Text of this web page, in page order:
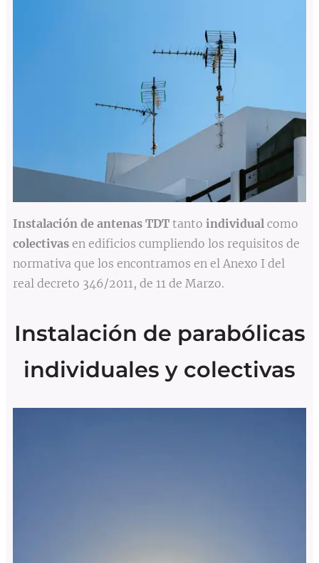
Instalación de antenas TDT tanto individual como
colectivas en edificios cumpliendo los requisitos de
normativa que los encontramos en el Anexo I del
real decreto 346/2011, de 11 de Marzo.
Instalación de parabólicas
individuales y colectivas